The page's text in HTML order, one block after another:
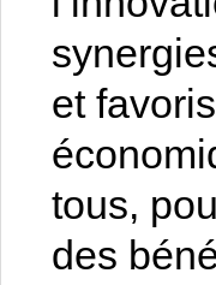
et
tous,
des